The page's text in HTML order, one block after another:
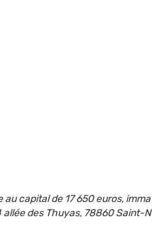
capital de 17 650 euros,
allée des Thuyas, 78860